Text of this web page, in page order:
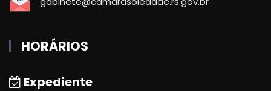
HORÁRIOS
Expediente